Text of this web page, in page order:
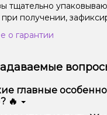
тщательно
получении,
о гарантии
главные
🔥